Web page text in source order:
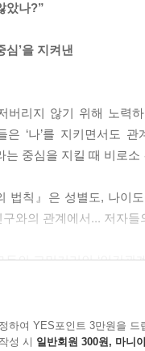
았나?”
심’을 지켜낸
버리지 않기 위해 노력
은 ‘나’를 지키면서도
는 중심을 지킬 때 비로
법칙』은 성별도, 나이
와의 관계에서... 저자
의 고민거리인 ‘인간
하여 YES포인트 3만원을 드
성 시 일반회원 300원, 마니